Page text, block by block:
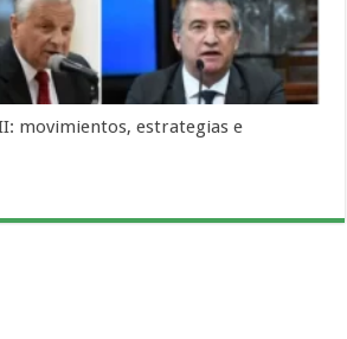
movimientos, estrategias e